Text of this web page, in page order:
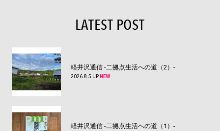
LATEST POST
軽井沢通信 -二拠点生活への道（2）-
2026.8.5 UP NEW
軽井沢通信 -二拠点生活への道（1）-